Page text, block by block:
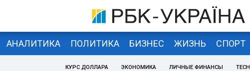
АНАЛИТИКА ПОЛИТИКА БИЗНЕС ЖИЗНЬ СПОРТ
КУРС ДОЛЛАРА ЭКОНОМИКА ЛИЧНЫЕ ФИНАНСЫ TECH